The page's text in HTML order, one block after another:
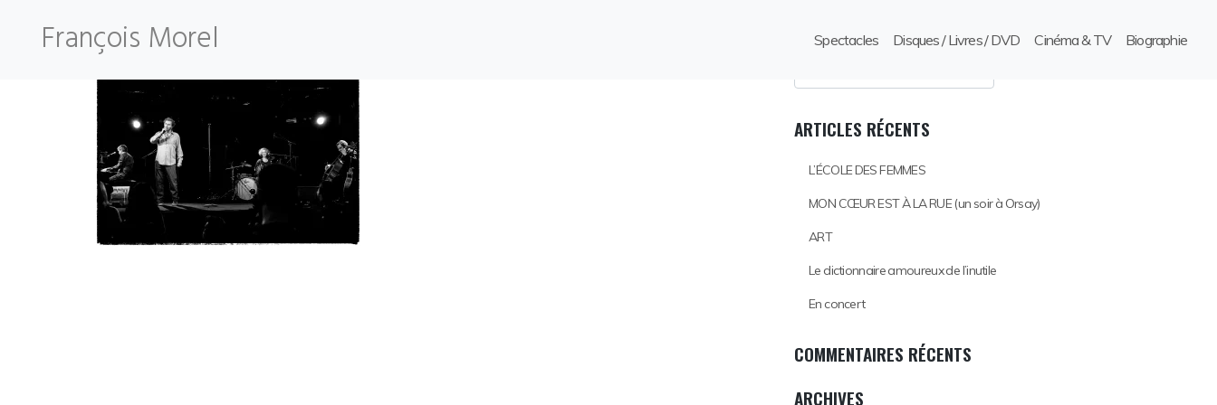
François Morel Spectacles Disques / Livres / DVD Cinéma & TV Biographie
ARTICLES RÉCENTS
L’ÉCOLE DES FEMMES
MON CŒUR EST À LA RUE (un soir à Orsay)
ART
Le dictionnaire amoureux de l’inutile
En concert
COMMENTAIRES RÉCENTS
ARCHIVES